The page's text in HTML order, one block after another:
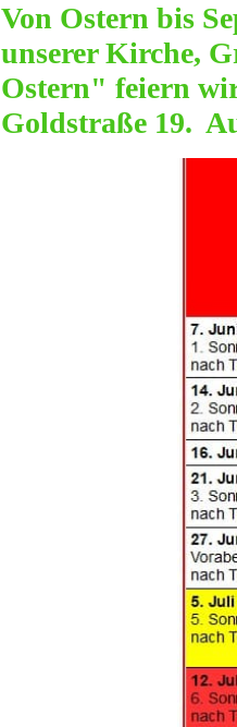
Von Ostern bis
unserer Kirche,
Ostern" feiern
Goldstraße 19.